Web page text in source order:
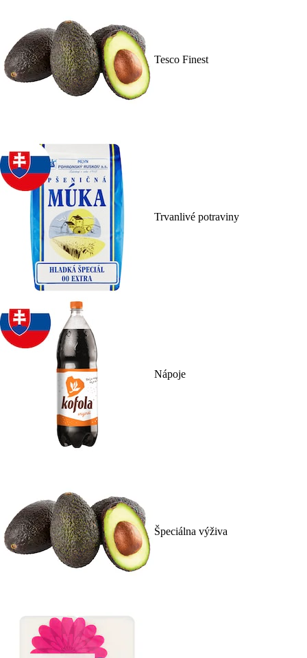
Tesco Finest
Trvanlivé potraviny
Nápoje
Špeciálna výživa